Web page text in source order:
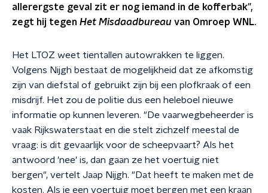
allerergste geval zit er nog iemand in de kofferbak",
zegt hij tegen Het Misdaadbureau van Omroep WNL.
Het LTOZ weet tientallen autowrakken te liggen.
Volgens Nijgh bestaat de mogelijkheid dat ze afkomstig
zijn van diefstal of gebruikt zijn bij een plofkraak of een
misdrijf. Het zou de politie dus een heleboel nieuwe
informatie op kunnen leveren. "De vaarwegbeheerder is
vaak Rijkswaterstaat en die stelt zichzelf meestal de
vraag: is dit gevaarlijk voor de scheepvaart? Als het
antwoord 'nee' is, dan gaan ze het voertuig niet
bergen", vertelt Jaap Nijgh. "Dat heeft te maken met de
kosten. Als je een voertuig moet bergen met een kraan